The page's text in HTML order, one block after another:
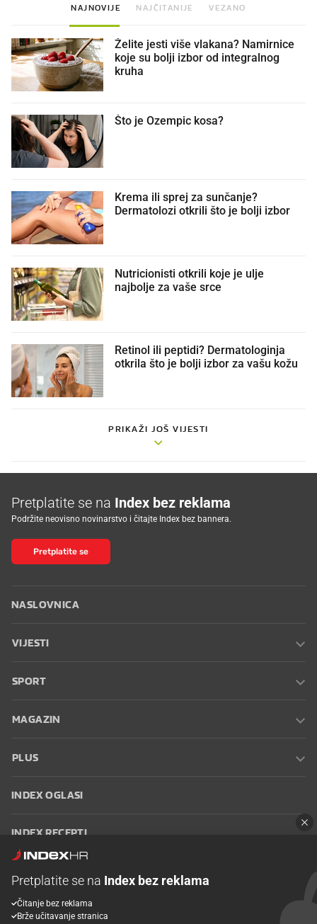
NAJNOVIJE NAJČITANIJE VEZANO
Želite jesti više vlakana? Namirnice
koje su bolji izbor od integralnog
kruha
Što je Ozempic kosa?
Krema ili sprej za sunčanje?
Dermatolozi otkrili što je bolji izbor
Nutricionisti otkrili koje je ulje
najbolje za vaše srce
Retinol ili peptidi? Dermatologinja
otkrila što je bolji izbor za vašu kožu
PRIKAŽI JOŠ VIJESTI
Pretplatite se na Index bez reklama
Podržite neovisno novinarstvo i čitajte Index bez bannera.
Pretplatite se
NASLOVNICA
VIJESTI
SPORT
MAGAZIN
PLUS
INDEX OGLASI
INDEX RECEPTI
Oglašavanje Zaposli se na Indexu
korištenja
Postavke kolačića
Pretplatite se na Index bez reklama
Čitanje bez reklama
Brže učitavanje stranica